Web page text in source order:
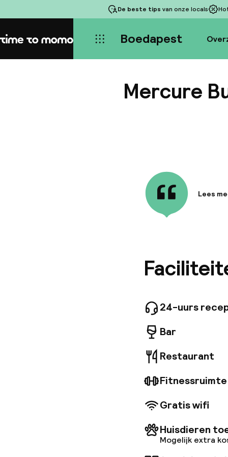
De beste tips van onze locals
Home Boedapest
Mercure
Na een
Lees
24-uurs
Bar
Restaurant
Gratis wifi
Huisdieren
Mogelijk extra